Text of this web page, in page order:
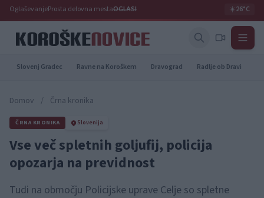
OglaševanjeProsta delovna mestaOGLASI ☀️26°C
Slovenj Gradec Ravne na Koroškem Dravograd Radlje ob Dravi
Domov / Črna kronika
ČRNA KRONIKA Slovenija
Vse več spletnih goljufij, policija
opozarja na previdnost
Tudi na območju Policijske uprave Celje so spletne